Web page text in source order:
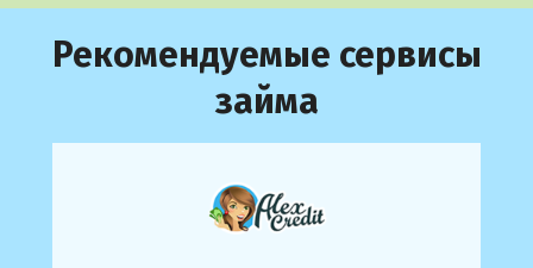
Рекомендуемые сервисы
займа